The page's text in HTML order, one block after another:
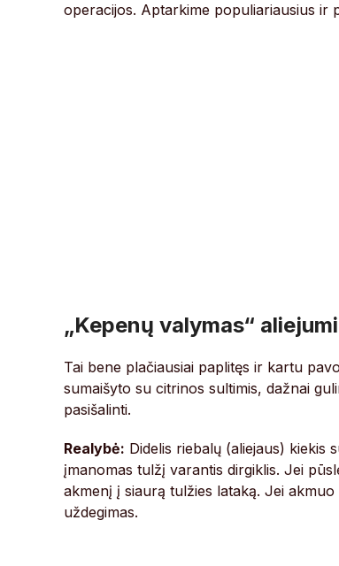
operacijos. Aptarkime populiariausius ir
„Kepenų valymas“
Tai bene plačiausiai paplitęs ir kartu
sumaišyto su citrinos sultimis, dažnai
pasišalinti.
Realybė: Didelis riebalų (aliejaus) kiekis
įmanomas tulžį varantis dirgiklis. Jei
akmenį į siaurą tulžies lataką. Jei
uždegimas.